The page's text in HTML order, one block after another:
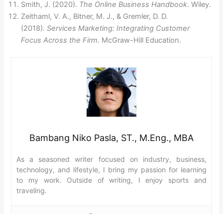
Smith, J. (2020). The Online Business Handbook. Wiley.
Zeithaml, V. A., Bitner, M. J., & Gremler, D. D.
(2018).Services Marketing: Integrating Customer
Focus Across the Firm. McGraw-Hill Education.
Bambang Niko Pasla, ST., M.Eng., MBA
As a seasoned writer focused on industry, business,
technology, and lifestyle, I bring my passion for learning
to my work. Outside of writing, I enjoy sports and
traveling.